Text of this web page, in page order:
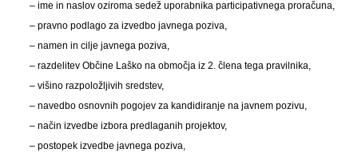
– ime in naslov oziroma sedež uporabnika participativnega proračuna,
– pravno podlago za izvedbo javnega poziva,
– namen in cilje javnega poziva,
– razdelitev Občine Laško na območja iz 2. člena tega pravilnika,
– višino razpoložljivih sredstev,
– navedbo osnovnih pogojev za kandidiranje na javnem pozivu,
– način izvedbe izbora predlaganih projektov,
– postopek izvedbe javnega poziva,